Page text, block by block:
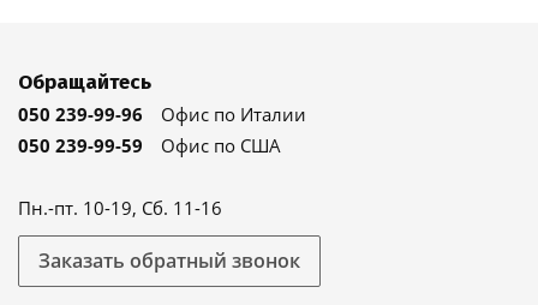
Обращайтесь
050 239-99-96
Офис по Италии
050 239-99-59
Офис по США
Пн.-пт. 10-19, Сб. 11-16
Заказать обратный звонок